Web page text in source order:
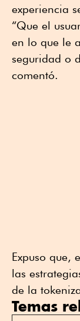
experiencia
“Que el
en lo que le
seguridad o
comentó.
Expuso que,
las
de la
Temas